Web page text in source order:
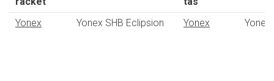
Yonex
Yonex SHB Eclipsion
Yonex
Yonex